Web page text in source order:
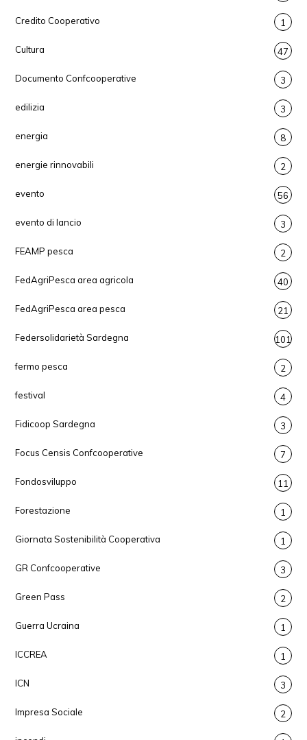
Credito Cooperativo 1
Cultura 47
Documento Confcooperative 3
edilizia 3
energia 8
energie rinnovabili 2
evento 56
evento di lancio 3
FEAMP pesca 2
FedAgriPesca area agricola 40
FedAgriPesca area pesca 21
Federsolidarietà Sardegna 101
fermo pesca 2
festival 4
Fidicoop Sardegna 3
Focus Censis Confcooperative 7
Fondosviluppo 11
Forestazione 1
Giornata Sostenibilità Cooperativa 1
GR Confcooperative 3
Green Pass 2
Guerra Ucraina 1
ICCREA 1
ICN 3
Impresa Sociale 2